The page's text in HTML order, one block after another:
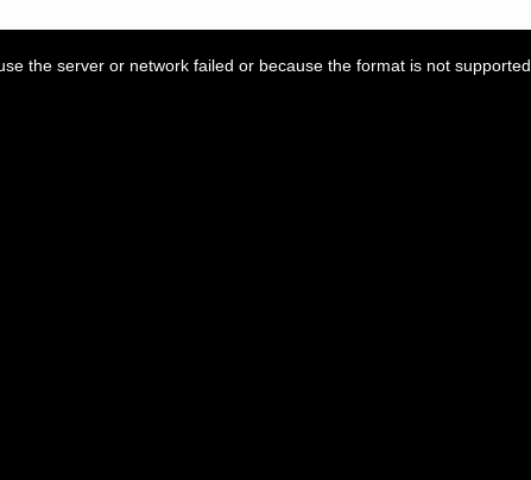
the server or network failed or because the format is not supported.